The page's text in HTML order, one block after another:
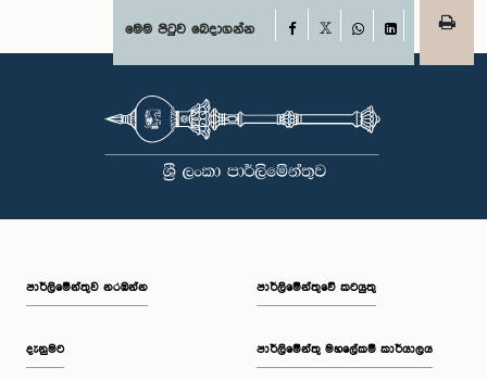
මෙම පිටුව බෙදාගන්න Facebook
WhatsAppLinkedIn
පාර්ලි‌මේන්තුව නරඹන්න
දැනුමට
පාර්ලිමේන්තුවේ කටයුතු
පාර්ලිමේන්තු මහලේකම් කාර්යාලය